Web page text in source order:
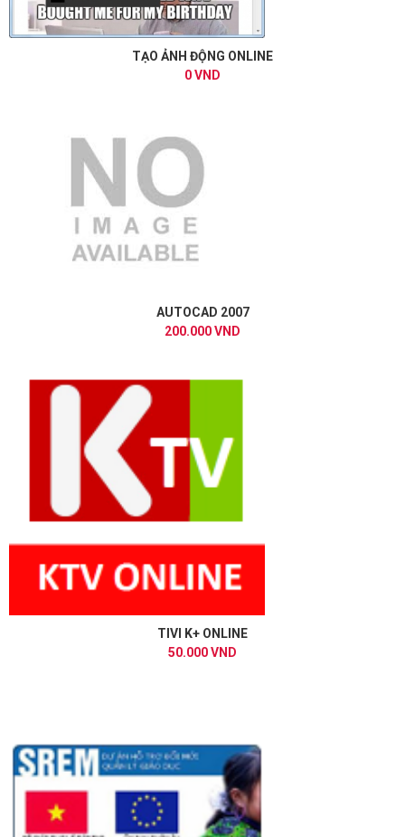
TẠO ẢNH ĐỘNG ONLINE
0 VND
AUTOCAD 2007
200.000 VND
TIVI K+ ONLINE
50.000 VND